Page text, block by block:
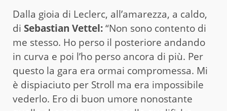
Dalla gioia di Leclerc, all’amarezza, a caldo,
di Sebastian Vettel:“Non sono contento di
me stesso. Ho perso il posteriore andando
in curva e poi l’ho perso ancora di più. Per
questo la gara era ormai compromessa. Mi
è dispiaciuto per Stroll ma era impossibile
vederlo. Ero di buon umore nonostante